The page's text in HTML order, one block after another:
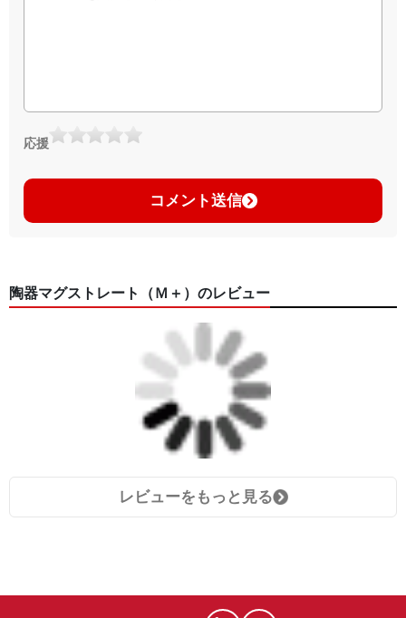
応援
コメント送信
陶器マグストレート（Ｍ＋）のレビュー
レビューをもっと見る